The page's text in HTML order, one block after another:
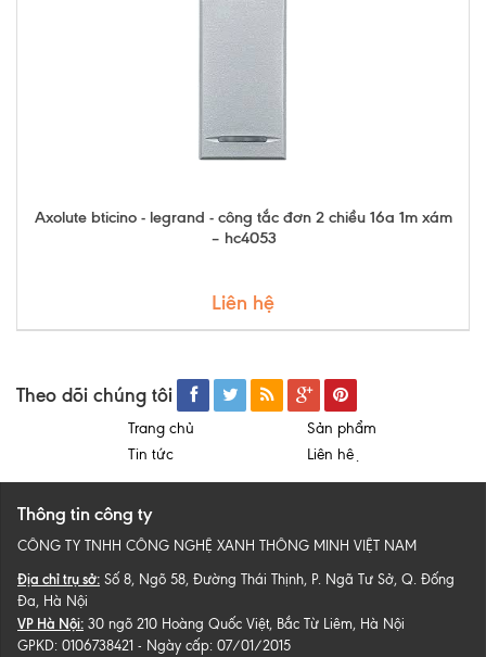
Axolute bticino - legrand - công tắc đơn 2 chiều 16a 1m xám
– hc4053
Liên hệ
Theo dõi chúng tôi
Trang chủ
Sản phẩm
Tin tức
Liên hệ
Thông tin công ty
CÔNG TY TNHH CÔNG NGHỆ XANH THÔNG MINH VIỆT NAM
Địa chỉ trụ sở: Số 8, Ngõ 58, Đường Thái Thịnh, P. Ngã Tư Sở, Q. Đống
Đa, Hà Nội
VP Hà Nội: 30 ngõ 210 Hoàng Quốc Việt, Bắc Từ Liêm, Hà Nội
GPKD: 0106738421 - Ngày cấp: 07/01/2015